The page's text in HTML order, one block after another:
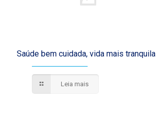
Saúde bem cuidada, vida mais tranquila
Leia mais